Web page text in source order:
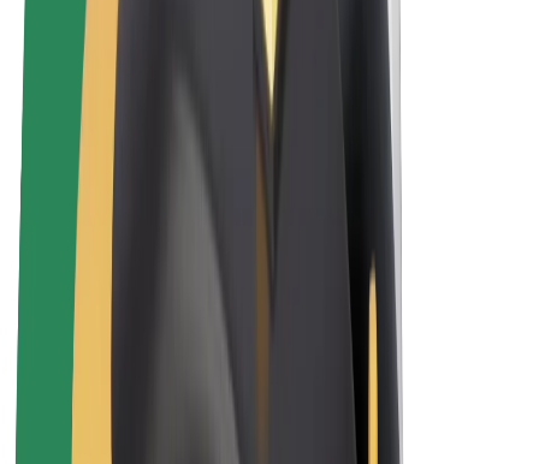
Bolt Plus
Bolt ilə pul qazanın
Sürücü qazancı
Kuryerlər